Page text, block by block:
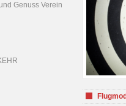
Genuss Verein